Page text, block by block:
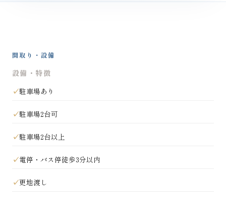
間取り・設備
設備・特徴
駐車場あり
駐車場2台可
駐車場2台以上
電停・バス停徒歩3分以内
更地渡し